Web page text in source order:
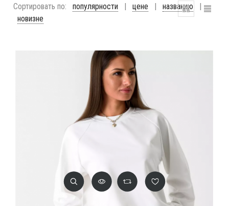
Сортировать по: популярности | цене | названию
|
новизне